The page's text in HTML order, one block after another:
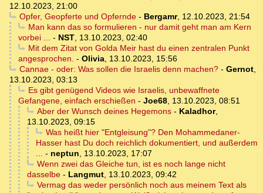
12.10.2023, 21:00
Opfer, Geopferte und Opfernde- Bergamr, 12.10.2023, 21:54
Man kann das so formulieren - nur damit geht man am Kern
vorbei ... - NST, 13.10.2023, 02:40
Mit dem Zitat von Golda Meir hast du einen zentralen Punkt
angesprochen. - Olivia, 13.10.2023, 15:56
Cannae - oder: Was sollen die Israelis denn machen?- Gernot,
13.10.2023, 03:13
Es gibt genügend Videos wie Israelis, unbewaffnete
Gefangene, einfach erschießen - Joe68, 13.10.2023, 08:51
Aber der Wunsch deines Hegemons- Kaladhor,
13.10.2023, 09:15
Was heißt hier "Entgleisung"? Den Mohammedaner-
Hasser hast Du doch reichlich dokumentiert, und außerdem
... - neptun, 13.10.2023, 17:07
Wenn zwei das Gleiche tun, ist es noch lange nicht
dasselbe - Langmut, 13.10.2023, 09:42
Vermag das weder persönlich noch aus meinem Text als